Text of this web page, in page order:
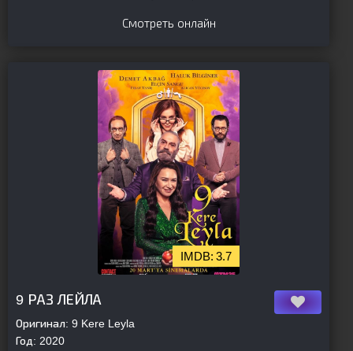
Смотреть онлайн
3.7
9 РАЗ ЛЕЙЛА
Оригинал: 9 Kere Leyla
Год: 2020